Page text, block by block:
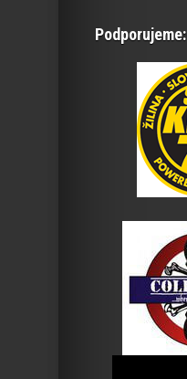
Podporujeme: